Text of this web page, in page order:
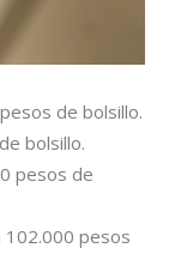
de bolsillo.
bolsillo.
pesos de
102.000 pesos